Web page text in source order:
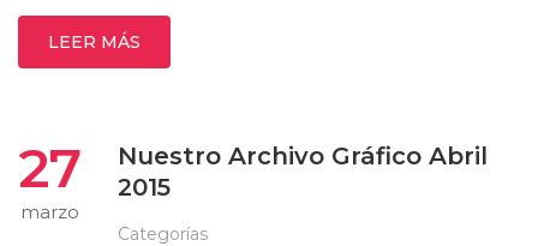
LEER MÁS
27
marzo
Nuestro Archivo Gráfico Abril
2015
Categorías